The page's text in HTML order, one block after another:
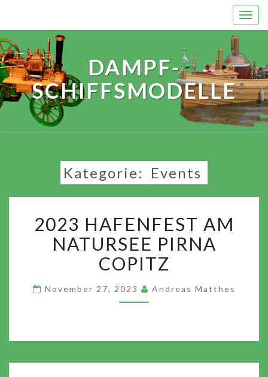
content
DAMPF-
SCHIFFSMODELLE
Kategorie: Events
HAFENFEST
AM
NATURSEE
PIRNA
COPITZ
2023 HAFENFEST AM
NATURSEE PIRNA
COPITZ
November 27, 2023 Andreas Matthes